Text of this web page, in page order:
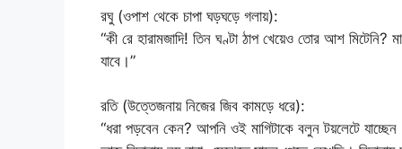
রঘু (ওপাশ থেকে চাপা ঘড়ঘড়ে গলায়):
“কী রে হারামজাদি! তিন ঘণ্টা ঠাপ খেয়েও তোর আশ মিটেনি?
যাবে।”
রতি (উত্তেজনায় নিজের জিব কামড়ে ধরে):
“ধরা পড়বেন কেন? আপনি ওই মাগিটাকে বলুন টয়লেটে